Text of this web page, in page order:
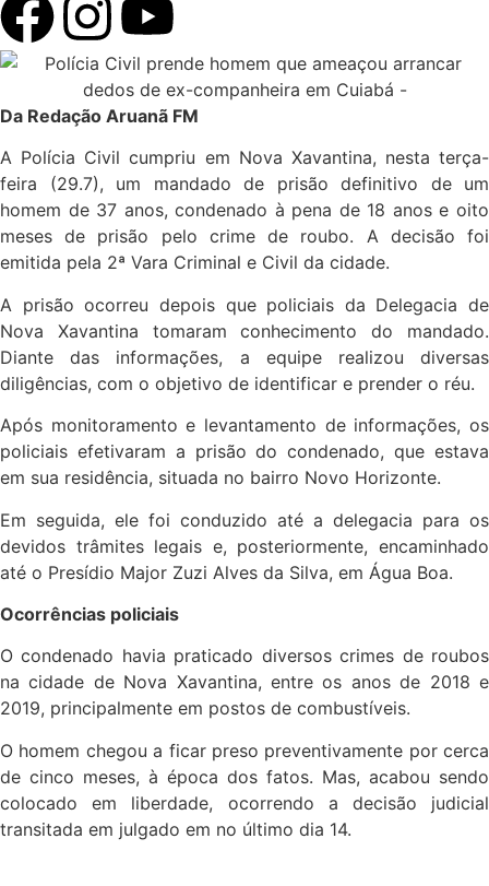
Da Redação Aruanã FM
A Polícia Civil cumpriu em Nova Xavantina, nesta terça-
feira (29.7), um mandado de prisão definitivo de um
homem de 37 anos, condenado à pena de 18 anos e oito
meses de prisão pelo crime de roubo. A decisão foi
emitida pela 2ª Vara Criminal e Civil da cidade.
A prisão ocorreu depois que policiais da Delegacia de
Nova Xavantina tomaram conhecimento do mandado.
Diante das informações, a equipe realizou diversas
diligências, com o objetivo de identificar e prender o réu.
Após monitoramento e levantamento de informações, os
policiais efetivaram a prisão do condenado, que estava
em sua residência, situada no bairro Novo Horizonte.
Em seguida, ele foi conduzido até a delegacia para os
devidos trâmites legais e, posteriormente, encaminhado
até o Presídio Major Zuzi Alves da Silva, em Água Boa.
Ocorrências policiais
O condenado havia praticado diversos crimes de roubos
na cidade de Nova Xavantina, entre os anos de 2018 e
2019, principalmente em postos de combustíveis.
O homem chegou a ficar preso preventivamente por cerca
de cinco meses, à época dos fatos. Mas, acabou sendo
colocado em liberdade, ocorrendo a decisão judicial
transitada em julgado em no último dia 14.